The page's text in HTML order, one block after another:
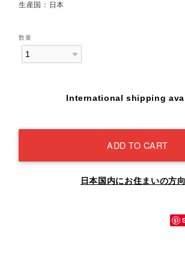
生産国：日本
数量
International shipping
ADD TO CART
日本国内にお住まいの方